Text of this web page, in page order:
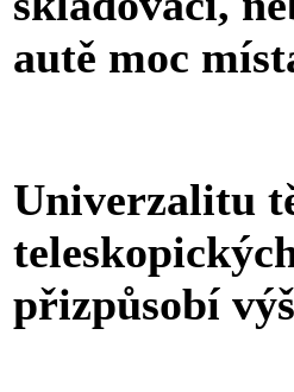
autě moc
Univerzalitu
přizpůsobí